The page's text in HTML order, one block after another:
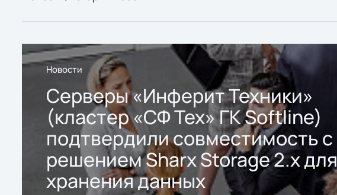
Новости
Серверы «Инферит Техники»
(кластер «СФ Тех» ГК Softline)
подтвердили совместимость с
решением Sharx Storage 2.x для
хранения данных